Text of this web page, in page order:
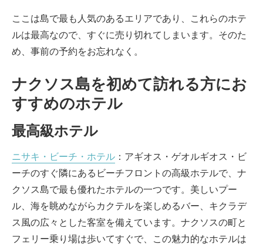
ここは島で最も人気のあるエリアであり、これらのホテ
ルは最高なので、すぐに売り切れてしまいます。そのた
め、事前の予約をお忘れなく。
ナクソス島を初めて訪れる方にお
すすめのホテル
最高級ホテル
ニサキ・ビーチ・ホテル ：アギオス・ゲオルギオス・ビ
ーチのすぐ隣にあるビーチフロントの高級ホテルで、ナ
クソス島で最も優れたホテルの一つです。美しいプー
ル、海を眺めながらカクテルを楽しめるバー、キクラデ
ス風の広々とした客室を備えています。ナクソスの町と
フェリー乗り場は歩いてすぐで、この魅力的なホテルは